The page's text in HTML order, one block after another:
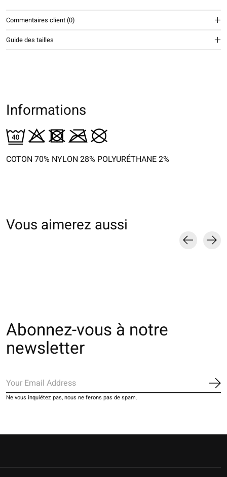
Commentaires client (0)
Guide des tailles
Informations
COTON 70% NYLON 28% POLYURÉTHANE 2%
Vous aimerez aussi
Abonnez-vous à notre
newsletter
Ne vous inquiétez pas, nous ne ferons pas de spam.